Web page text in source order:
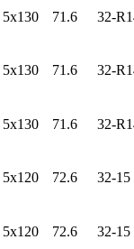
5x130 71.6 32-
5x130 71.6 32-
5x130 71.6 32-
5x120 72.6 32-15
5x120 72.6 32-15